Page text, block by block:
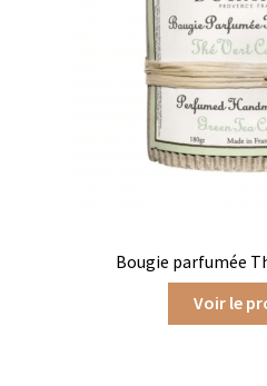
Coffrets épicés
Coffrets de gourmandises
Coffrets aides culinaires
Coffrets apéritifs
Coffrets chocolatés
Bougie parfumée
Voir le